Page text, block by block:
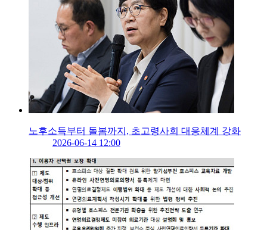
노후소득부터 돌봄까지, 초고령사회 대응체계 강화
2026-06-14 12:00